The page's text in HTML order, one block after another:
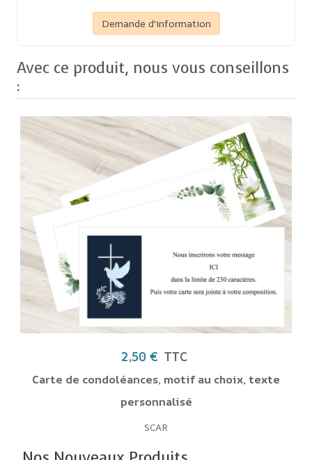
Demande d'information
Avec ce produit, nous vous conseillons
:
texte
39,00 € TTC
Pique-fleurs